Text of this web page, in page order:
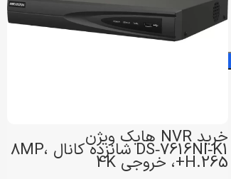
خرید NVR هایک ویژن
DS‑7616NI‑K1 شانزده کانال 8MP،
H.265+، خروجی 4K